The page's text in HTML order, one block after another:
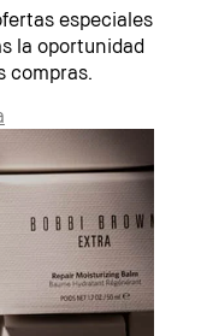
especiales
la oportunidad
compras.